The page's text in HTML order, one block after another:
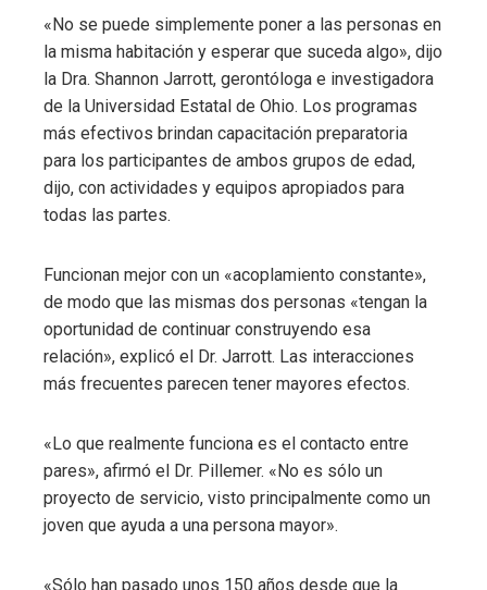
«No se puede simplemente poner a las personas en
la misma habitación y esperar que suceda algo», dijo
la Dra. Shannon Jarrott, gerontóloga e investigadora
de la Universidad Estatal de Ohio. Los programas
más efectivos brindan capacitación preparatoria
para los participantes de ambos grupos de edad,
dijo, con actividades y equipos apropiados para
todas las partes.
Funcionan mejor con un «acoplamiento constante»,
de modo que las mismas dos personas «tengan la
oportunidad de continuar construyendo esa
relación», explicó el Dr. Jarrott. Las interacciones
más frecuentes parecen tener mayores efectos.
«Lo que realmente funciona es el contacto entre
pares», afirmó el Dr. Pillemer. «No es sólo un
proyecto de servicio, visto principalmente como un
joven que ayuda a una persona mayor».
«Sólo han pasado unos 150 años desde que la